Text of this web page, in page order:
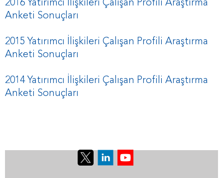
2016 Yatırımcı İlişkileri Çalışan Profili Araştırma
Anketi Sonuçları
2015 Yatırımcı İlişkileri Çalışan Profili Araştırma
Anketi Sonuçları
2014 Yatırımcı İlişkileri Çalışan Profili Araştırma
Anketi Sonuçları